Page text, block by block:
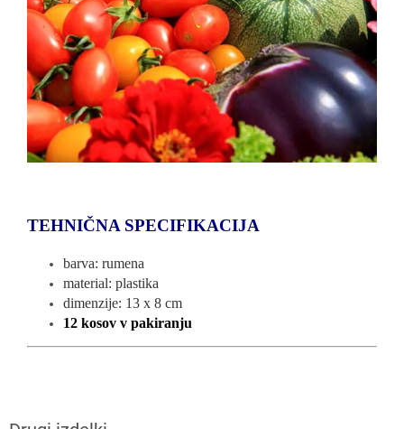
TEHNIČNA SPECIFIKACIJA
barva: rumena
material: plastika
dimenzije: 13 x 8 cm
12 kosov v pakiranju